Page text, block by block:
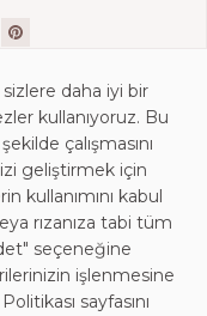
Politikası
daha iyi bir
kullanıyoruz. Bu
çalışmasını
geliştirmek için
kullanımını kabul
rızanıza tabi tüm
seçeneğine
işlenmesine
sayfasını